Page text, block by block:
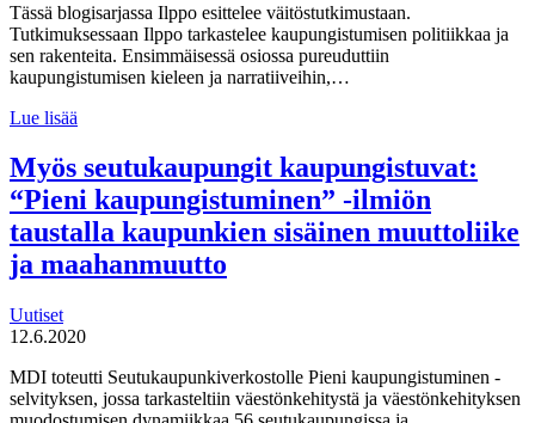
Tässä blogisarjassa Ilppo esittelee väitöstutkimustaan.
Tutkimuksessaan Ilppo tarkastelee kaupungistumisen politiikkaa ja
sen rakenteita. Ensimmäisessä osiossa pureuduttiin
kaupungistumisen kieleen ja narratiiveihin,…
Lue lisää
ja
alueellisia
visioita
–
uusi
urbaani
ei-
alueet
Myös seutukaupungit kaupungistuvat:
“Pieni kaupungistuminen” -ilmiön
taustalla kaupunkien sisäinen muuttoliike
ja maahanmuutto
Uutiset
12.6.2020
MDI toteutti Seutukaupunkiverkostolle Pieni kaupungistuminen -
selvityksen, jossa tarkasteltiin väestönkehitystä ja väestönkehityksen